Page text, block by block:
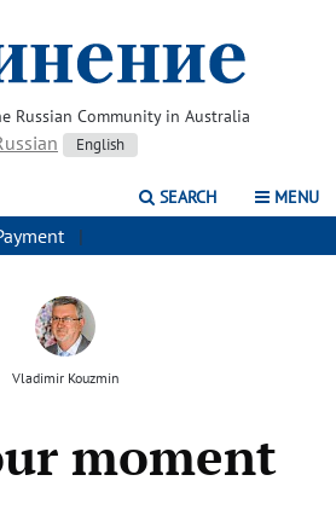
Russian Community in Australia
English
SEARCH MENU
|
Vladimir Kouzmin
moment